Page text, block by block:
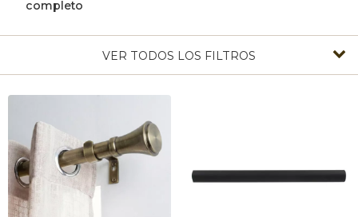
completo
VER TODOS LOS FILTROS